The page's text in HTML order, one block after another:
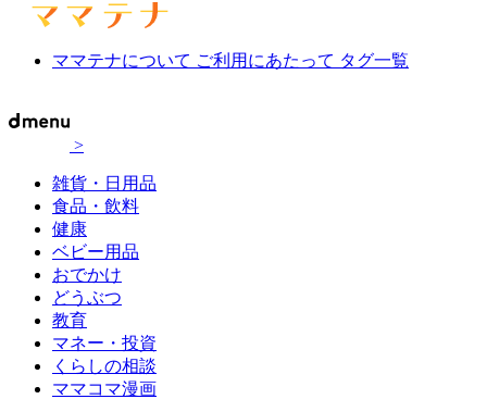
ママテナについて ご利用にあたって タグ一覧
>
雑貨・日用品
食品・飲料
健康
ベビー用品
おでかけ
どうぶつ
教育
マネー・投資
くらしの相談
ママコマ漫画